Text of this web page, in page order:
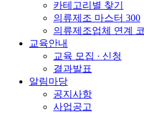
카테고리별 찾기
의류제조 마스터 300
의류제조업체 연계
교육안내
교육 모집 · 신청
결과발표
알림마당
공지사항
사업공고